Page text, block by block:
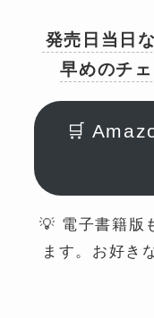
発売日当日
早めのチ
🛒
💡 電子書籍版
ます。お好き